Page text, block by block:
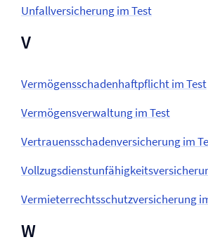
Unfall­versicherung im Test
V
Vermögensschaden­haftpflicht im Test
Vermögens­verwaltung im Test
Vertrauensschaden­versicherung im
Vermieter­rechtsschutz­versicherung
W